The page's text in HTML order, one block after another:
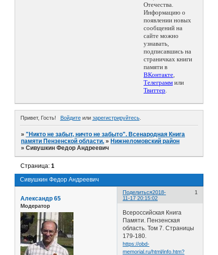
Отечества.
Информацию о
появлении новых
сообщений на
сайте можно
узнавать,
подписавшись на
страничках книги
памяти в
ВКонтакте,
Телеграмм или
Твиттер.
Привет, Гость! Войдитеили зарегистрируйтесь.
»"Никто не забыт, ничто не забыто". Всенародная Книга
памяти Пензенской области. » Нижнеломовский район
»Сивушкин Федор Андреевич
Сивушкин Федор Андреевич
Страница:1
Поделиться 1
2018-
11-17 20:15:02
Александр 65
Модератор
Всероссийская Книга
Памяти. Пензенская
область. Том 7. Страницы
179-180.
https://obd-
memorial.ru/html/info.htm?